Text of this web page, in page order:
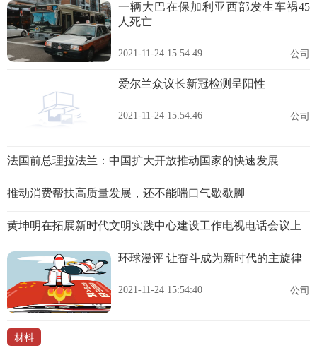
一辆大巴在保加利亚西部发生车祸45
人死亡
2021-11-24 15:54:49 公司
爱尔兰众议长新冠检测呈阳性
2021-11-24 15:54:46 公司
法国前总理拉法兰：中国扩大开放推动国家的快速发展
推动消费帮扶高质量发展，还不能喘口气歇歇脚
黄坤明在拓展新时代文明实践中心建设工作电视电话会议上
环球漫评 让奋斗成为新时代的主旋律
2021-11-24 15:54:40 公司
材料